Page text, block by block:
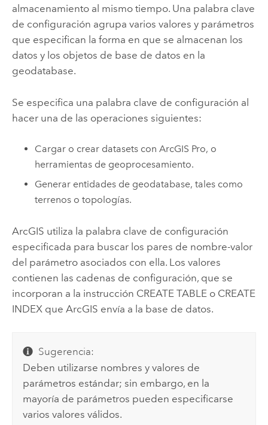
almacenamiento al mismo tiempo. Una palabra clave
de configuración agrupa varios valores y parámetros
que especifican la forma en que se almacenan los
datos y los objetos de base de datos en la
geodatabase.
Se especifica una palabra clave de configuración al
hacer una de las operaciones siguientes:
Cargar o crear datasets conArcGIS Pro, o
herramientas de geoprocesamiento.
Generar entidades de geodatabase, tales como
terrenos o topologías.
ArcGIS utiliza la palabra clave de configuración
especificada para buscar los pares de nombre-valor
del parámetro asociados con ella. Los valores
contienen las cadenas de configuración, que se
incorporan a la instrucción CREATE TABLE o CREATE
INDEX que ArcGIS envía a la base de datos.
Sugerencia:
Deben utilizarse nombres y valores de
parámetros estándar; sin embargo, en la
mayoría de parámetros pueden especificarse
varios valores válidos.